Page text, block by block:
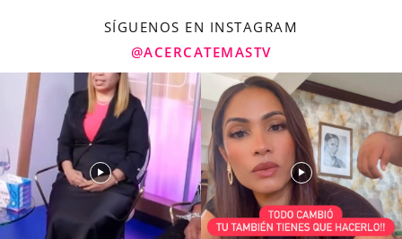
SÍGUENOS EN INSTAGRAM
@ACERCATEMASTV